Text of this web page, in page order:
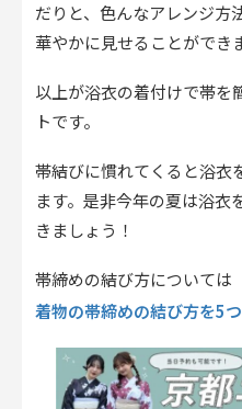
だりと、色んなアレンジ方
華やかに見せることができ
以上が浴衣の着付けで帯を
トです。
帯結びに慣れてくると浴衣
ます。是非今年の夏は浴衣
きましょう！
帯締めの結び方については
着物の帯締めの結び方を5